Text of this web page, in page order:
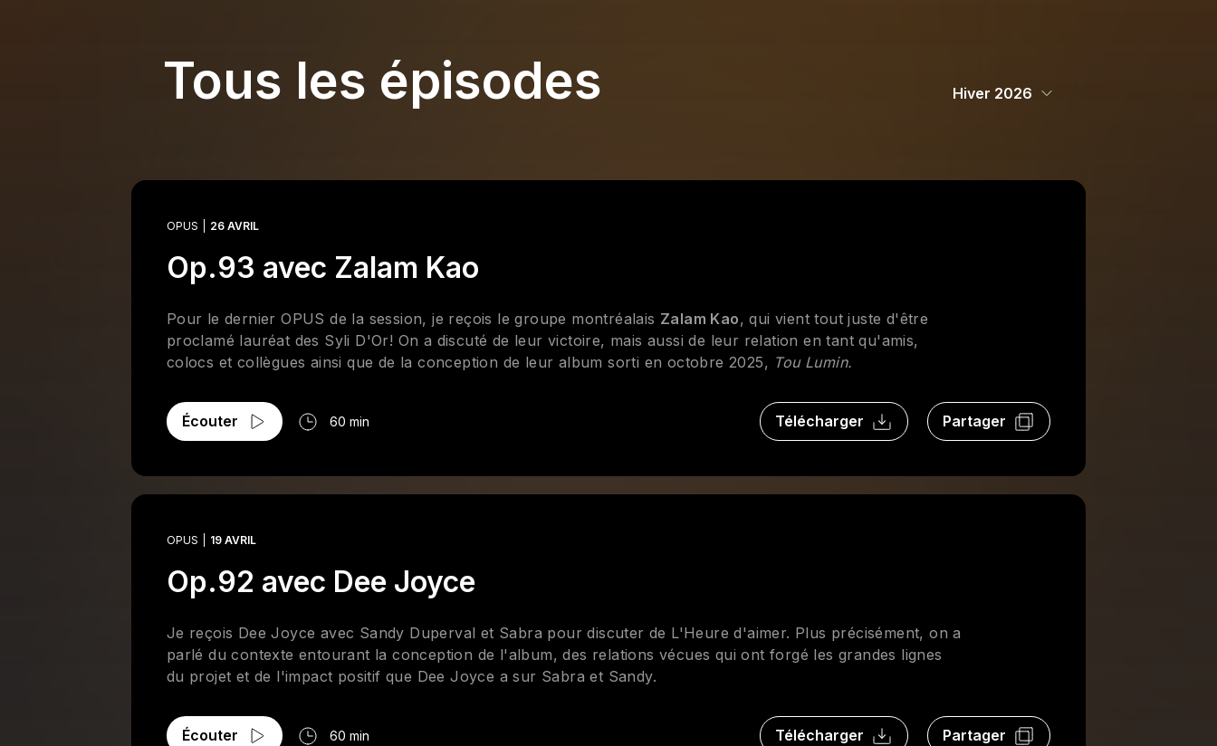
Tous les épisodes Hiver 2026
OPUS 26 AVRIL
Op.93 avec Zalam Kao
Pour le dernier OPUS de la session, je reçois le groupe montréalais Zalam Kao, qui vient tout juste d'être
proclamé lauréat des Syli D'Or! On a discuté de leur victoire, mais aussi de leur relation en tant qu'amis,
colocs et collègues ainsi que de la conception de leur album sorti en octobre 2025, Tou Lumin.
Écouter 60 min Télécharger Partager
OPUS 19 AVRIL
Op.92 avec Dee Joyce
Je reçois Dee Joyce avec Sandy Duperval et Sabra pour discuter de L'Heure d'aimer. Plus précisément, on a
parlé du contexte entourant la conception de l'album, des relations vécues qui ont forgé les grandes lignes
du projet et de l'impact positif que Dee Joyce a sur Sabra et Sandy.
Écouter 60 min Télécharger Partager